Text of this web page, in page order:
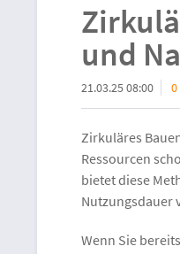
und
21.03.25 08:00
Zirkuläres
Ressourcen
bietet diese
Nutzungsdauer
Wenn Sie